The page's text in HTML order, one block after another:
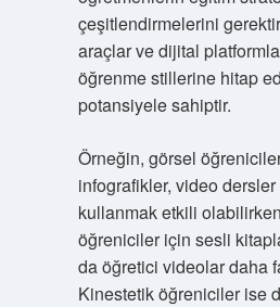
çeşitlendirmelerini
araçlar ve dijital
öğrenme stillerine hitap
potansiyele sahiptir.
Örneğin, görsel
infografikler, video
kullanmak etkili
öğreniciler için sesli
da öğretici videolar daha
Kinestetik öğreniciler ise